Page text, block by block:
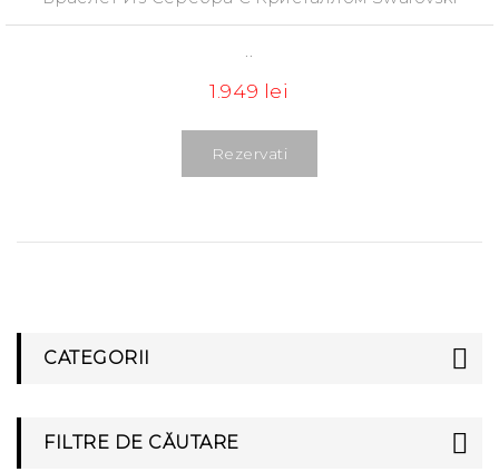
..
1.949 lei
Rezervati
CATEGORII
FILTRE DE CĂUTARE